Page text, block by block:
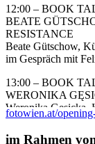
12:00 – BOOK
BEATE
RESISTANCE
Beate Gütschow,
im Gespräch mit
13:00 – BOOK
WERONIKA
Weronika Gęsicka,
im Gespräch mit
fotowien.at/
im Rahmen